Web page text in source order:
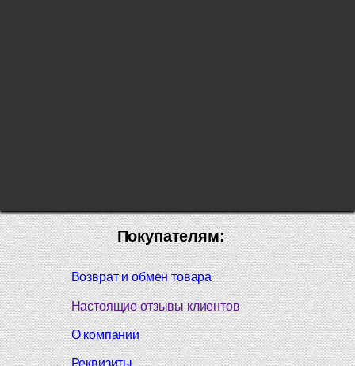
Покупателям:
Возврат и обмен товара
Настоящие отзывы клиентов
О компании
Реквизиты